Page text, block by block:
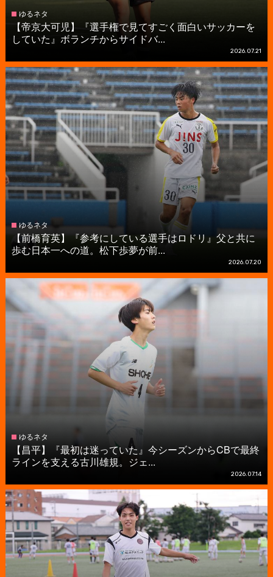
ゆるネタ
【帝京大可児】『選手権で見てすごく面白いサッカーを
していた』ボランチからサイドバ...
2026.07.21
ゆるネタ
【前橋育英】『参考にしている選手はロドリ』父と共に
歩む日本一への道。松下歩夢が前...
2026.07.20
ゆるネタ
【昌平】『最初は迷っていた』今シーズンからCBで最終
ラインを支える古川雄規。ジェ...
2026.07.14